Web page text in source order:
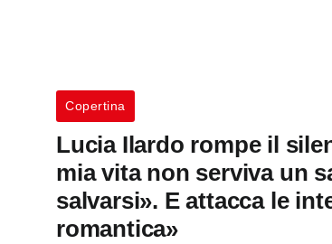
Copertina
Lucia Ilardo rompe il
mia vita non serviva un
salvarsi». E attacca le
romantica»